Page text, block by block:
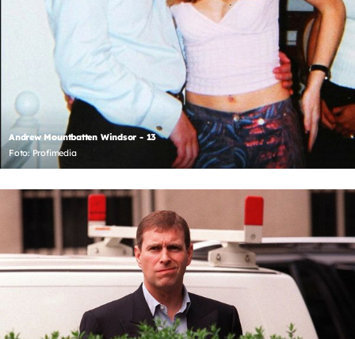
Andrew Mountbatten Windsor - 13
Foto: Profimedia